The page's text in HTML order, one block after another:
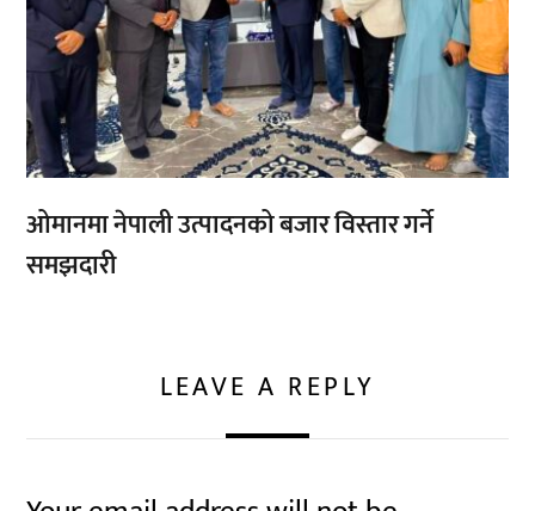
ओमानमा नेपाली उत्पादनको बजार विस्तार गर्ने
समझदारी
LEAVE A REPLY